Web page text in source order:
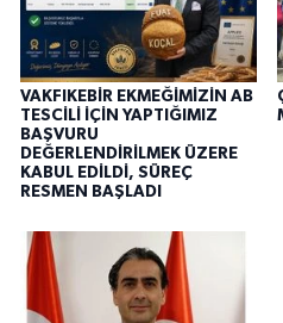
VAKFIKEBİR EKMEĞİMİZİN AB
TESCİLİ İÇİN YAPTIĞIMIZ
BAŞVURU
DEĞERLENDİRİLMEK ÜZERE
KABUL EDİLDİ, SÜREÇ
RESMEN BAŞLADI